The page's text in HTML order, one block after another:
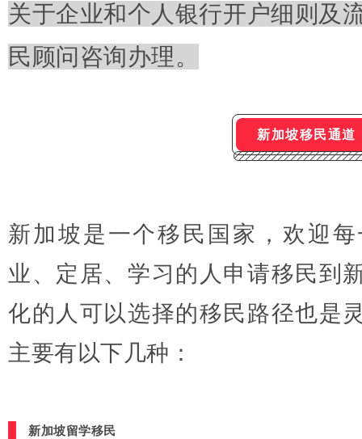
关于企业和个人银行开户细则及
民顾问咨询办理。
新加坡移民通道
新加坡是一个移民国家，欢迎
业、定居、学习的人申请移民到
化的人可以选择的移民路径也是
主要有以下几种：
新加坡留学移民